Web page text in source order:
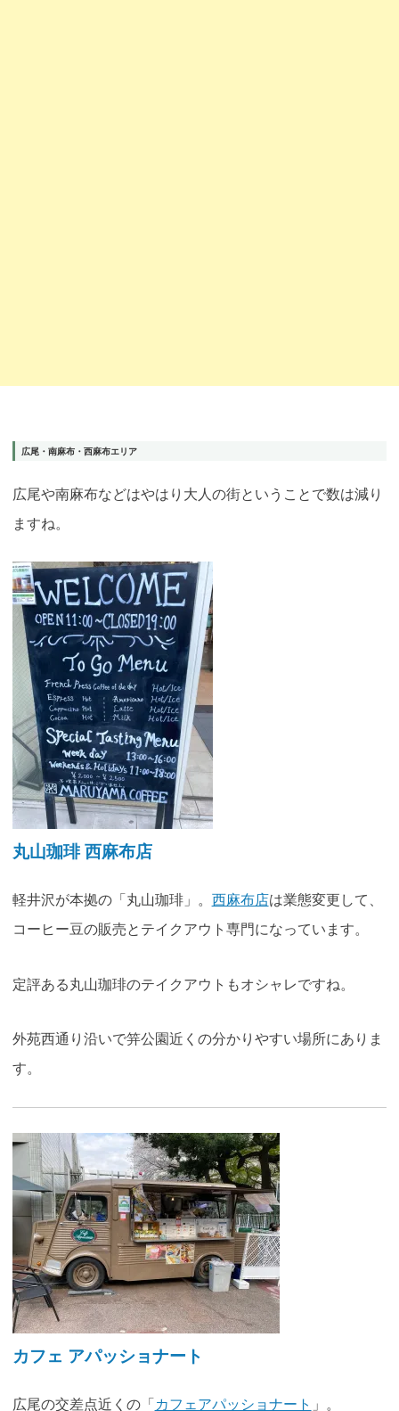
広尾・南麻布・西麻布エリア
広尾や南麻布などはやはり大人の街ということで数は減り
ますね。
丸山珈琲 西麻布店
軽井沢が本拠の「丸山珈琲」。 西麻布店は業態変更して、
コーヒー豆の販売とテイクアウト専門になっています。
定評ある丸山珈琲のテイクアウトもオシャレですね。
外苑西通り沿いで笄公園近くの分かりやすい場所にありま
す。
カフェ アパッショナート
広尾の交差点近くの「カフェアパッショナート 」。